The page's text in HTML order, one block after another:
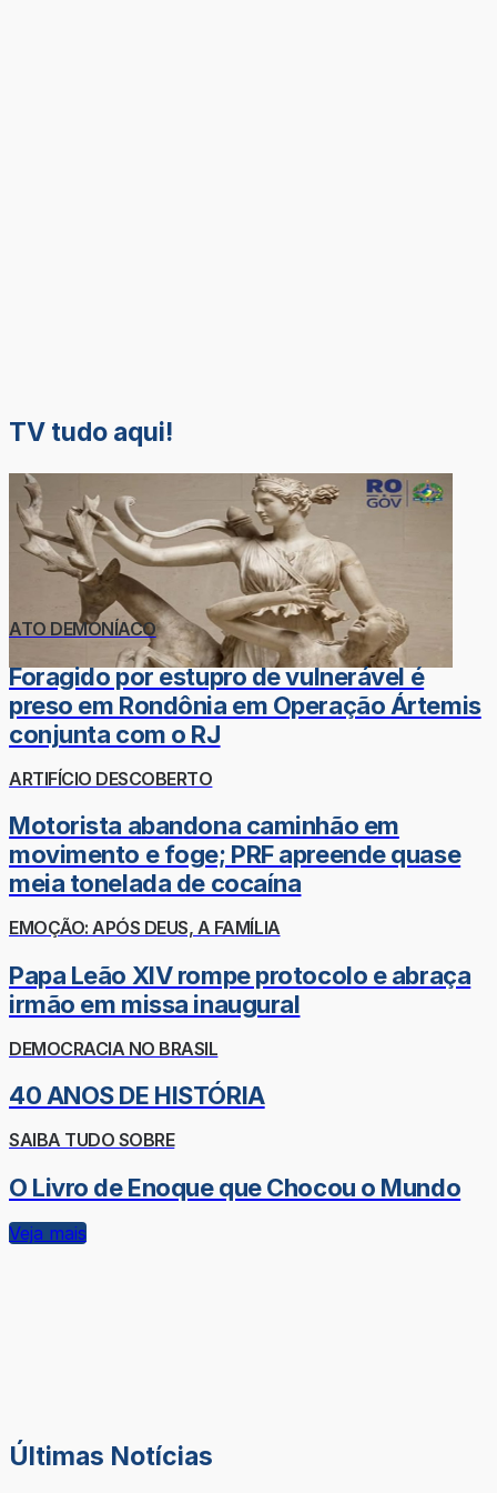
TV tudo aqui!
ATO DEMONÍACO
Foragido por estupro de vulnerável é
preso em Rondônia em Operação Ártemis
conjunta com o RJ
ARTIFÍCIO DESCOBERTO
Motorista abandona caminhão em
movimento e foge; PRF apreende quase
meia tonelada de cocaína
EMOÇÃO: APÓS DEUS, A FAMÍLIA
Papa Leão XIV rompe protocolo e abraça
irmão em missa inaugural
DEMOCRACIA NO BRASIL
40 ANOS DE HISTÓRIA
SAIBA TUDO SOBRE
O Livro de Enoque que Chocou o Mundo
Veja mais
Últimas Notícias